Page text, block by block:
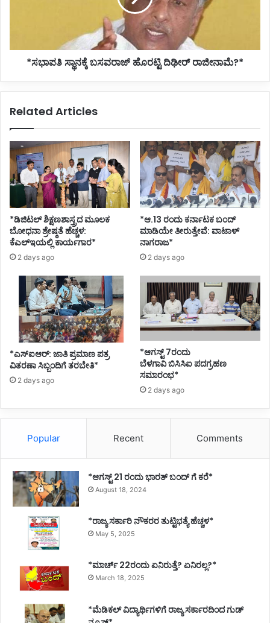
*ಸಭಾಪತಿ ಸ್ಥಾನಕ್ಕೆ ಬಸವರಾಜ್ ಹೊರಟ್ಟಿ ದಿಢೀರ್ ರಾಜೀನಾಮೆ?*
Related Articles
*ಡಿಜಿಟಲ್ ಶಿಕ್ಷಣಶಾಸ್ತ್ರದ ಮೂಲಕ
ಬೋಧನಾ ಶ್ರೇಷ್ಠತೆ ಹೆಚ್ಚಳ:
ಕೆಎಲ್ಇಯಲ್ಲಿ ಕಾರ್ಯಗಾರ*
2 days ago
*ಆ.13 ರಂದು ಕರ್ನಾಟಕ ಬಂದ್
ಮಾಡಿಯೇ ತೀರುತ್ತೇವೆ: ವಾಟಾಳ್
ನಾಗರಾಜ*
2 days ago
*ಎಸ್ಐಆರ್: ಜಾತಿ ಪ್ರಮಾಣ ಪತ್ರ
ವಿತರಣಾ ಸಿಬ್ಬಂದಿಗೆ ತರಬೇತಿ*
2 days ago
*ಆಗಸ್ಟ್ 7ರಂದು
ಬೆಳಗಾವಿ ಬಿಸಿಸಿಐ ಪದಗ್ರಹಣ
ಸಮಾರಂಭ*
2 days ago
Popular Recent Comments
*ಆಗಸ್ಟ್ 21 ರಂದು ಭಾರತ್‌ ಬಂದ್‌ ಗೆ ಕರೆ*
August 18, 2024
*ರಾಜ್ಯ ಸರ್ಕಾರಿ ನೌಕರರ ತುಟ್ಟಿಭತ್ಯೆ ಹೆಚ್ಚಳ*
May 5, 2025
*ಮಾರ್ಚ್ 22ರಂದು ಏನಿರುತ್ತೆ? ಏನಿರಲ್ಲ?*
March 18, 2025
*ಮೆಡಿಕಲ್ ವಿದ್ಯಾರ್ಥಿಗಳಿಗೆ ರಾಜ್ಯ ಸರ್ಕಾರದಿಂದ ಗುಡ್